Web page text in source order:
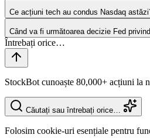
Ce acțiuni tech au condus Nasdaq
Când va fi următoarea decizie Fed
StockBot cunoaște 80,000+ acțiuni la
Căutați sau întrebați orice…
Folosim cookie-uri esențiale pentru